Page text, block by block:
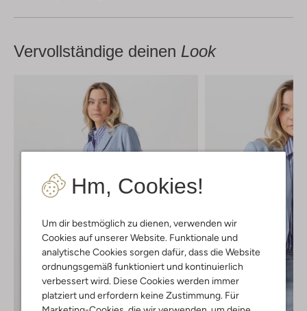
Hm, Cookies!
Um dir bestmöglich zu dienen, verwenden wir
Cookies auf unserer Website. Funktionale und
analytische Cookies sorgen dafür, dass die Website
ordnungsgemäß funktioniert und kontinuierlich
verbessert wird. Diese Cookies werden immer
platziert und erfordern keine Zustimmung. Für
Vervollständige deinen Look